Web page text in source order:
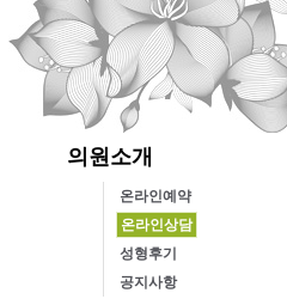
의원소개
온라인예약
온라인상담
성형후기
공지사항